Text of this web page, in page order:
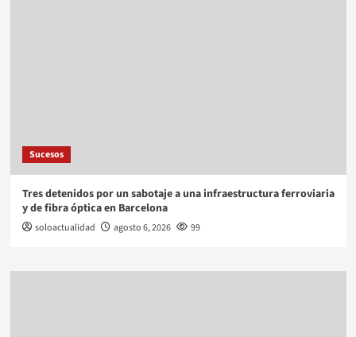
Sucesos
Tres detenidos por un sabotaje a una infraestructura ferroviaria
y de fibra óptica en Barcelona
soloactualidad agosto 6, 2026 99